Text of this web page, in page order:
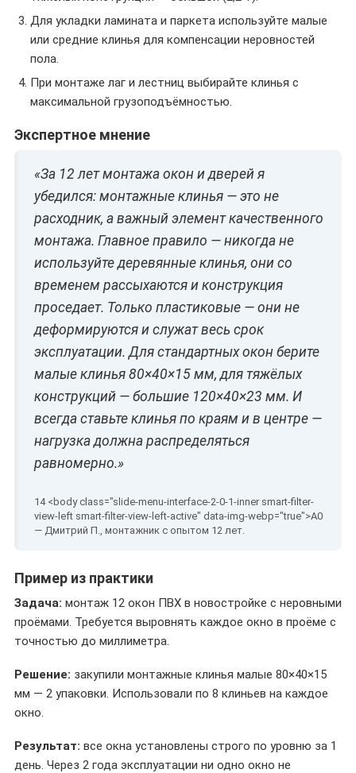
Для укладки ламината и паркета используйте малые
или средние клинья для компенсации неровностей
пола.
При монтаже лаг и лестниц выбирайте клинья с
максимальной грузоподъёмностью.
Экспертное мнение
«За 12 лет монтажа окон и дверей я
убедился: монтажные клинья — это не
расходник, а важный элемент качественного
монтажа. Главное правило — никогда не
используйте деревянные клинья, они со
временем рассыхаются и конструкция
проседает. Только пластиковые — они не
деформируются и служат весь срок
эксплуатации. Для стандартных окон берите
малые клинья 80×40×15 мм, для тяжёлых
конструкций — большие 120×40×23 мм. И
всегда ставьте клинья по краям и в центре —
нагрузка должна распределяться
равномерно.»
— Дмитрий П., монтажник с опытом 12 лет.
Пример из практики
Задача: монтаж 12 окон ПВХ в новостройке с неровными
проёмами. Требуется выровнять каждое окно в проёме с
точностью до миллиметра.
Решение: закупили монтажные клинья малые 80×40×15
мм — 2 упаковки. Использовали по 8 клиньев на каждое
окно.
Результат: все окна установлены строго по уровню за 1
день. Через 2 года эксплуатации ни одно окно не